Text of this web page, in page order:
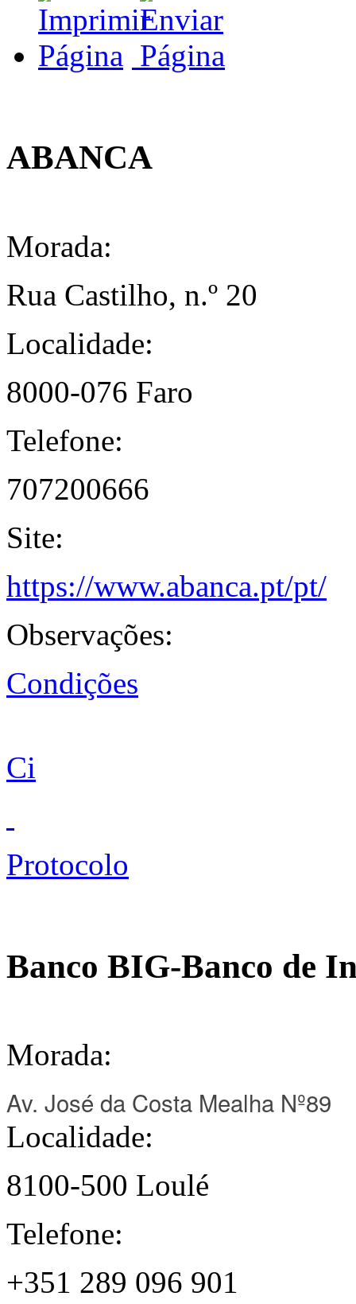
ABANCA
Morada:
Rua Castilho, n.º 20
Localidade:
8000-076 Faro
Telefone:
707200666
Site:
https://www.abanca.pt/pt/
Observações:
Condições
Ci
Protocolo
Banco BIG-Banco de
Morada:
Av. José da Costa Mealha Nº89
Localidade:
8100-500 Loulé
Telefone:
+351 289 096 901